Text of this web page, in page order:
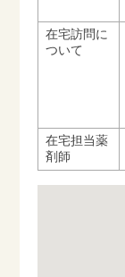
在宅訪問に
ついて
在宅担当薬
剤師